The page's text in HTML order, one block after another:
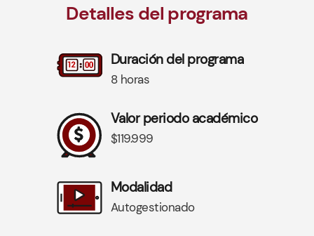
Detalles del programa
Duración del programa
8 horas
Valor periodo académico
$119.999
Modalidad
Autogestionado